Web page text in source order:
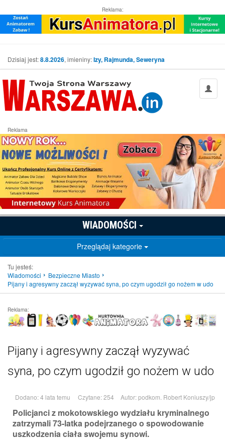
Reklama:
Dzisiaj jest:8.8.2026, imieniny:Izy, Rajmunda, Seweryna
Reklama
WIADOMOŚCI
Przeglądaj kategorie
Tu jesteś:
Wiadomości
Bezpieczne Miasto
Pijany i agresywny zaczął wyzywać syna, po czym ugodził go nożem w udo
Reklama:
Pijany i agresywny zaczął wyzywać
syna, po czym ugodził go nożem w udo
Dodano: 4 lata temu Czytane: 254 Autor:podkom. Robert Koniuszy/jp
Policjanci z mokotowskiego wydziału kryminalnego
zatrzymali 73-latka podejrzanego o spowodowanie
uszkodzenia ciała swojemu synowi.